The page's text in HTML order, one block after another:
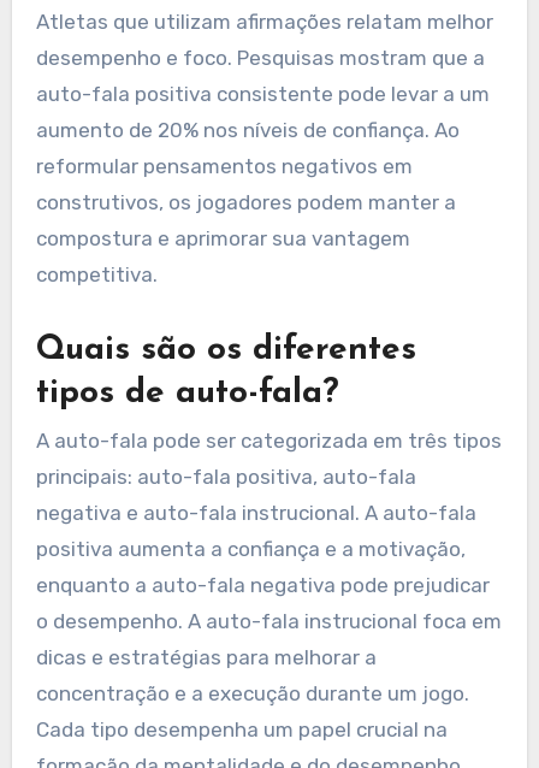
Atletas que utilizam afirmações relatam melhor
desempenho e foco. Pesquisas mostram que a
auto-fala positiva consistente pode levar a um
aumento de 20% nos níveis de confiança. Ao
reformular pensamentos negativos em
construtivos, os jogadores podem manter a
compostura e aprimorar sua vantagem
competitiva.
Quais são os diferentes
tipos de auto-fala?
A auto-fala pode ser categorizada em três tipos
principais: auto-fala positiva, auto-fala
negativa e auto-fala instrucional. A auto-fala
positiva aumenta a confiança e a motivação,
enquanto a auto-fala negativa pode prejudicar
o desempenho. A auto-fala instrucional foca em
dicas e estratégias para melhorar a
concentração e a execução durante um jogo.
Cada tipo desempenha um papel crucial na